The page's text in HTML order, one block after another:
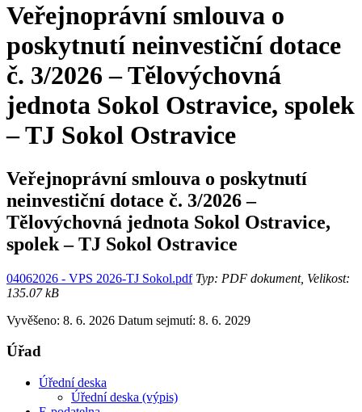
Veřejnoprávní smlouva o
poskytnutí neinvestiční dotace
č. 3/2026 – Tělovýchovná
jednota Sokol Ostravice, spolek
– TJ Sokol Ostravice
Veřejnoprávní smlouva o poskytnutí
neinvestiční dotace č. 3/2026 –
Tělovýchovná jednota Sokol Ostravice,
spolek – TJ Sokol Ostravice
04062026 - VPS 2026-TJ Sokol.pdfTyp: PDF dokument, Velikost:
135.07 kB
Vyvěšeno: 8. 6. 2026 Datum sejmutí: 8. 6. 2029
Úřad
Úřední deska
Úřední deska (výpis)